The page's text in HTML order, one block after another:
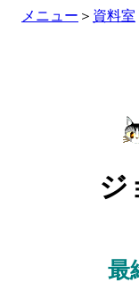
メニュー ＞ 資料室
ジ
最